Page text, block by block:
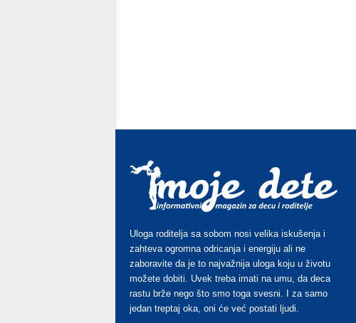
Uloga roditelja sa sobom nosi velika iskušenja i
zahteva ogromna odricanja i energiju ali ne
zaboravite da je to najvažnija uloga koju u životu
možete dobiti. Uvek treba imati na umu, da deca
rastu brže nego što smo toga svesni. I za samo
jedan treptaj oka, oni će već postati ljudi.